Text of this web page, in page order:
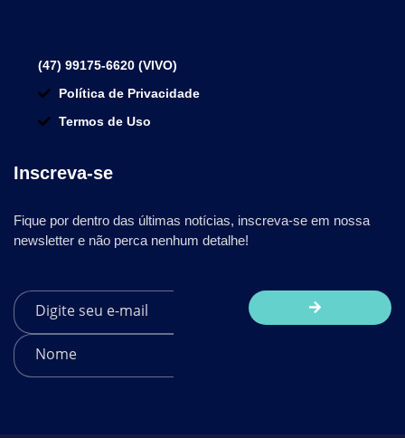
(47) 99175-6620 (VIVO)
Política de Privacidade
Termos de Uso
Inscreva-se
Fique por dentro das últimas notícias, inscreva-se em nossa
newsletter e não perca nenhum detalhe!